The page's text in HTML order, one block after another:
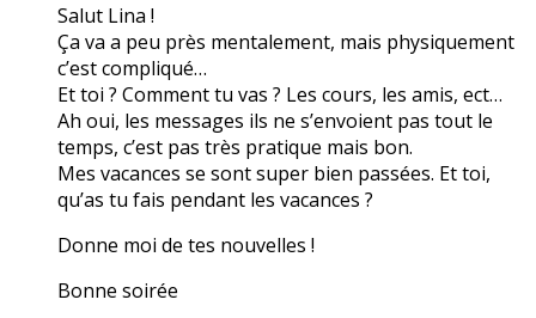
Salut Lina !
Ça va a peu près mentalement, mais physiquement
c’est compliqué…
Et toi ? Comment tu vas ? Les cours, les amis, ect…
Ah oui, les messages ils ne s’envoient pas tout le
temps, c’est pas très pratique mais bon.
Mes vacances se sont super bien passées. Et toi,
qu’as tu fais pendant les vacances ?
Donne moi de tes nouvelles !
Bonne soirée